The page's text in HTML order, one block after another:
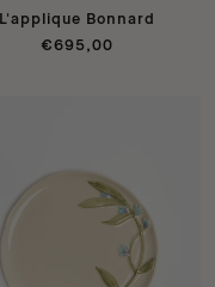
L'applique Bonnard
€695,00